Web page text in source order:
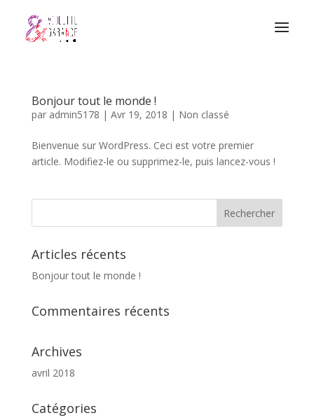
Bonjour tout le monde !
par admin5178 | Avr 19, 2018 | Non classé
Bienvenue sur WordPress. Ceci est votre premier
article. Modifiez-le ou supprimez-le, puis lancez-vous !
Articles récents
Bonjour tout le monde !
Commentaires récents
Archives
avril 2018
Catégories